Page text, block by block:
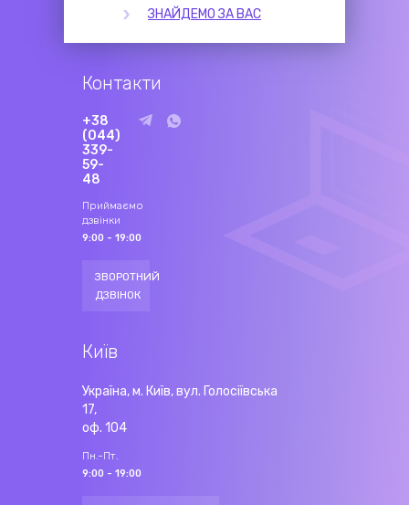
ЗНАЙДЕМО ЗА ВАС
Контакти
+38
(044)
339-
59-
48
Приймаємо
дзвінки
9:00 - 19:00
ЗВОРОТНИЙ
ДЗВІНОК
Київ
Україна, м. Київ, вул. Голосіївська
17,
оф. 104
Пн.-Пт.
9:00 - 19:00